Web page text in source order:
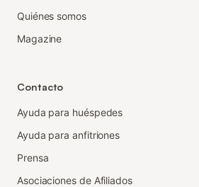
Quiénes somos
Magazine
Contacto
Ayuda para huéspedes
Ayuda para anfitriones
Prensa
Asociaciones de Afiliados